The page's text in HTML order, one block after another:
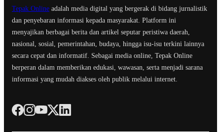
Tepak Online adalah media digital yang bergerak di bidang jurnalistik
dan penyebaran informasi kepada masyarakat. Platform ini
menyajikan berbagai berita dan artikel seputar peristiwa daerah,
nasional, sosial, pemerintahan, budaya, hingga isu-isu terkini lainnya
secara cepat dan informatif. Sebagai media online, Tepak Online
berperan dalam memberikan edukasi, wawasan, serta menjadi sarana
informasi yang mudah diakses oleh publik melalui internet.